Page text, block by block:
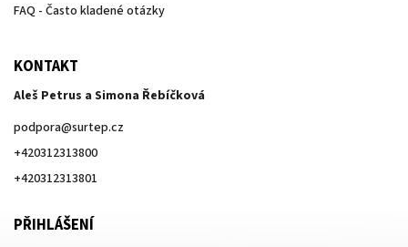
FAQ - Často kladené otázky
KONTAKT
Aleš Petrus a Simona Řebíčková
podpora@surtep.cz
+420312313800
+420312313801
PŘIHLÁŠENÍ